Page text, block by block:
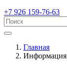
+7 926 159-76-63
Главная
Информация